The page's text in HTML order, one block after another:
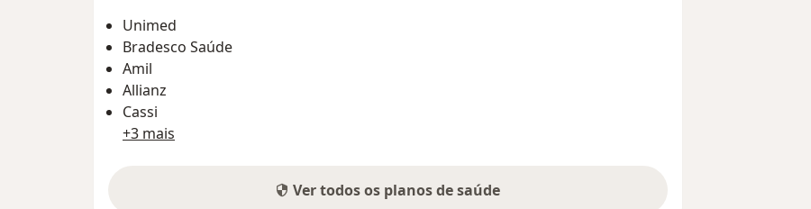
Unimed
Bradesco Saúde
Amil
Allianz
Cassi
+3 mais
Ver todos os planos de saúde